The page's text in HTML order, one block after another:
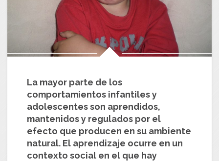
La mayor parte de los
comportamientos infantiles y
adolescentes son aprendidos,
mantenidos y regulados por el
efecto que producen en su ambiente
natural. El aprendizaje ocurre en un
contexto social en el que hay